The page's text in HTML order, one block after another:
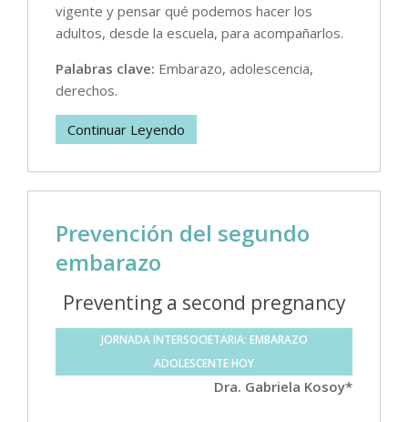
vigente y pensar qué podemos hacer los
adultos, desde la escuela, para acompañarlos.
Palabras clave: Embarazo, adolescencia,
derechos.
Continuar Leyendo
Prevención del segundo
embarazo
Preventing a second pregnancy
JORNADA INTERSOCIETARIA: EMBARAZO
ADOLESCENTE HOY
Dra. Gabriela Kosoy*